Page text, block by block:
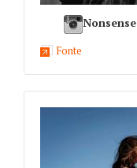
Nonsense
Fonte